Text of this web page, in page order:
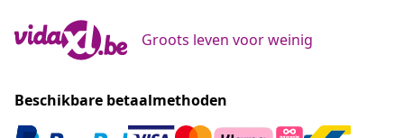
Groots leven voor weinig
Beschikbare betaalmethoden